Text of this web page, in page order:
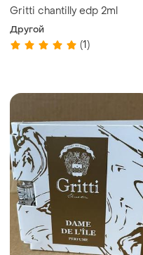
Gritti chantilly edp 2ml
Другой
(1)